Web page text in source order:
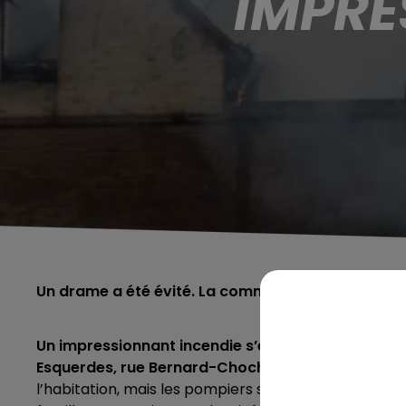
Un drame a été évité. La commune a déjà vécu
Un impressionnant incendie s’est déclaré ce
Esquerdes, rue Bernard-Chochoy.
Selon nos
l’habitation, mais les pompiers sont parvenus à